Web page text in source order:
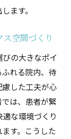
ます。
空間づくり
の大きなポイ
れる院内、待
した工夫が心
は、患者が緊
な環境づくり
す。こうした